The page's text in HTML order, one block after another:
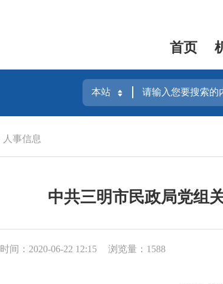
首页
人事信息
中共三明市民政局党组
时间：2020-06-22 12:15 浏览量：1588